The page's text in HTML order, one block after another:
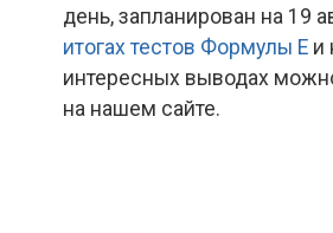
день, запланирован на 19
итогах тестов Формулы Еи
интересных выводах
на нашем сайте.